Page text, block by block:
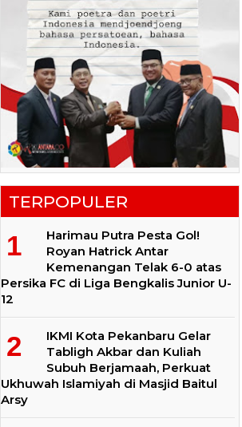
TERPOPULER
Harimau Putra Pesta Gol!
Royan Hatrick Antar
Kemenangan Telak 6-0 atas
Persika FC di Liga Bengkalis Junior U-
12
IKMI Kota Pekanbaru Gelar
Tabligh Akbar dan Kuliah
Subuh Berjamaah, Perkuat
Ukhuwah Islamiyah di Masjid Baitul
Arsy